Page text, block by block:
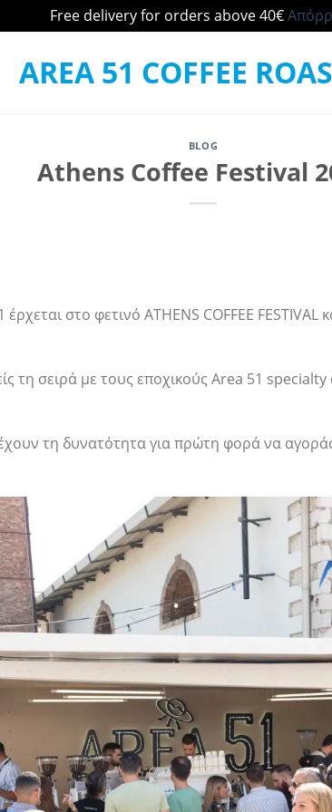
Free delivery for orders above 40€
BLOG
Athens Coffee Festival
στο φετινό ATHENS COFFEE FESTIVAL
τη σειρά με τους εποχικούς Area 51
έχουν τη δυνατότητα για πρώτη φορά να